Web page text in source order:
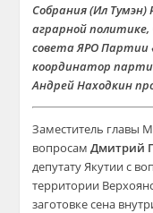
Собрания (Ил Тумэн)
аграрной политике,
совета ЯРО Партии
координатор
Андрей Находкин
Заместитель главы
вопросамДмитрий
депутату Якутии с
территории
заготовке сена